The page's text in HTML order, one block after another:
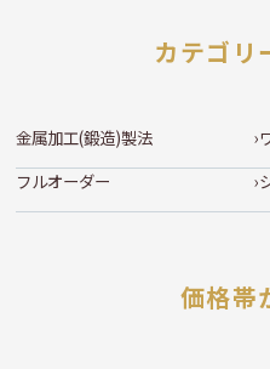
カテゴリ
金属加工(鍛造)製法
フルオーダー
価格帯